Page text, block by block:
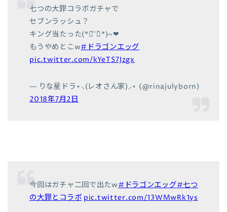
七つの大罪コラボガチャで
セブンラッシュ？
キング当たった(*ฅ́˘ฅ̀*)~❤︎
もうやめとこw#ドラゴンエッグ
pic.twitter.com/kYeTS7Jzgx
— りな星ドラ⋆︎⸜(レオさん家)⸝⋆︎ (@rinajulyborn)
2018年7月2日
今回はガチャ二回で出たw#ドラゴンエッグ#七つ
の大罪とコラボ pic.twitter.com/13WMwRk1ys